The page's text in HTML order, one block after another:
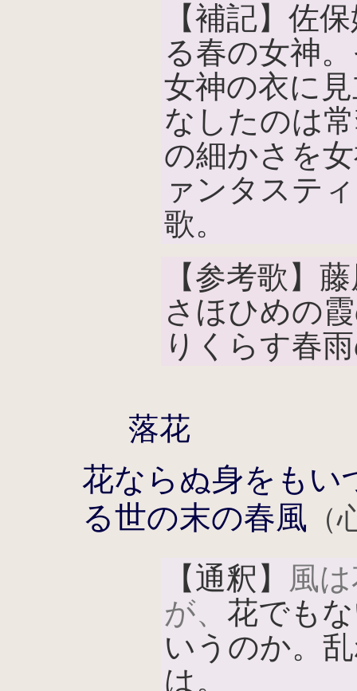
【補記】佐
る春の女神
女神の衣に
なしたのは
の細かさを
ァンタステ
歌。
【参考歌】
さほひめの
りくらす春
落花
花ならぬ身をもい
る世の末の春風 （
【通釈】 風
が、 花でも
いうのか。
は。